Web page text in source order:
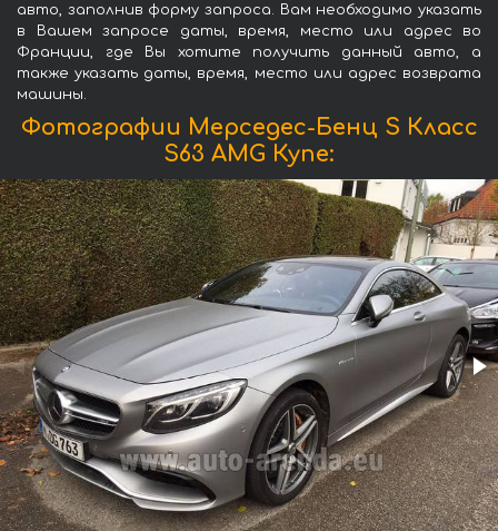
авто, заполнив форму запроса. Вам необходимо указать
в Вашем запросе даты, время, место или адрес во
Франции, где Вы хотите получить данный авто, а
также указать даты, время, место или адрес возврата
машины.
Фотографии Мерседес-Бенц S Класс
S63 AMG Купе: